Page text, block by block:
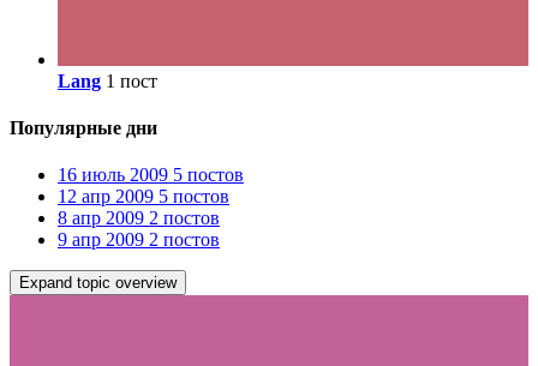
Lang 1 пост
Популярные дни
16 июль 2009 5 постов
12 апр 2009 5 постов
8 апр 2009 2 постов
9 апр 2009 2 постов
Expand topic overview